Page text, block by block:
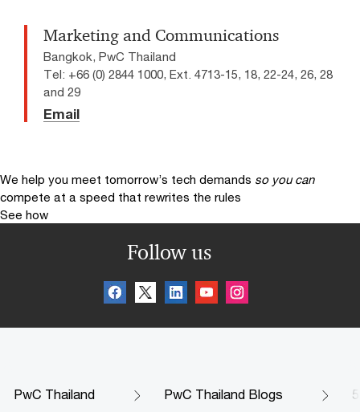
Marketing and Communications
Bangkok, PwC Thailand
Tel: +66 (0) 2844 1000, Ext. 4713-15, 18, 22-24, 26, 28
and 29
Email
We help you meet tomorrow’s tech demands so you can
compete at a speed that rewrites the rules
See how
Follow us
PwC Thailand PwC Thailand Blogs